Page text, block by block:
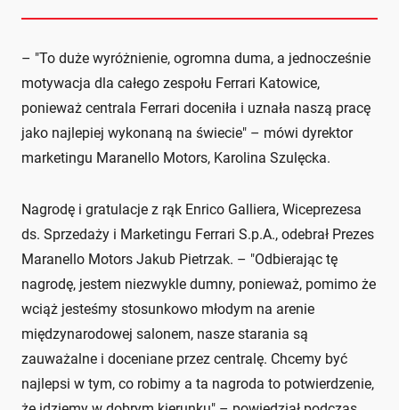
– "To duże wyróżnienie, ogromna duma, a jednocześnie
motywacja dla całego zespołu Ferrari Katowice,
ponieważ centrala Ferrari doceniła i uznała naszą pracę
jako najlepiej wykonaną na świecie" – mówi dyrektor
marketingu Maranello Motors, Karolina Szulęcka.
Nagrodę i gratulacje z rąk Enrico Galliera, Wiceprezesa
ds. Sprzedaży i Marketingu Ferrari S.p.A., odebrał Prezes
Maranello Motors Jakub Pietrzak. – "Odbierając tę
nagrodę, jestem niezwykle dumny, ponieważ, pomimo że
wciąż jesteśmy stosunkowo młodym na arenie
międzynarodowej salonem, nasze starania są
zauważalne i doceniane przez centralę. Chcemy być
najlepsi w tym, co robimy a ta nagroda to potwierdzenie,